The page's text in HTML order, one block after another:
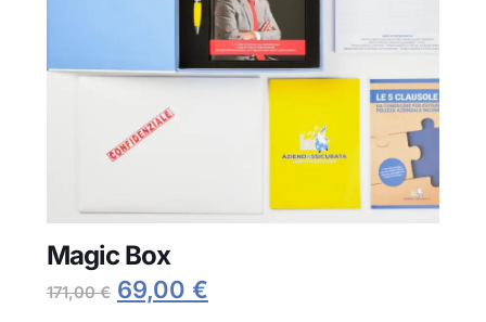
Magic Box
171,00€ Il
69,00 €